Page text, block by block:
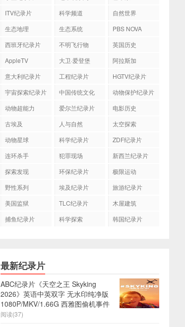
ITV纪录片
科学频道
自然世界
生态地理
生态系统
PBS NOVA
西班牙纪录片
不明飞行物
英国历史
AppleTV
大卫·爱登堡
阿拉斯加
意大利纪录片
工程纪录片
HGTV纪录片
宇宙探索纪录片
中国传统文化
动物保护纪录片
动物超能力
爱尔兰纪录片
电影历史
古埃及
人与自然
太空探索
动物星球
科学纪录片
ZDF纪录片
连环杀手
犯罪现场
新西兰纪录片
探索发现
环保纪录片
极限运动
野性系列
埃及纪录片
旅游纪录片
美国监狱
TLC纪录片
木屋建筑
捕鱼纪录片
科学探索 韩国纪录片
最新纪录片
ABC纪录片《天空之王 Skyking
2026》英语中英双字 无水印纯净版
1080P/MKV/1.66G 西雅图偷机事件
阅读(37)